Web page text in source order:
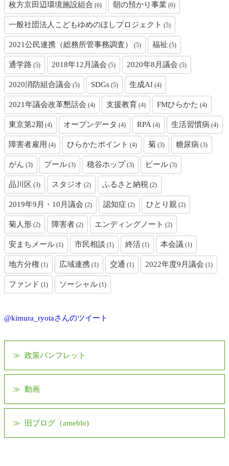
枚方京田辺環境施設組合 (6) 朝の預かり事業 (6)
一般社団法人こどもゆめのほしプロジェクト (5)
2021公民連携（総務所管事務調査） (5) 福祉 (5)
通学路 (5) 2018年12月議会 (5) 2020年8月議会 (5)
2020消防組合議会 (5) SDGs (5) 生成AI (4)
2021年議会改革懇話会 (4) 支援教育 (4) FMひらかた (4)
東京第2期 (4) オープンデータ (4) RPA (4) 生活習慣病 (4)
障害者雇用 (4) ひらかたポイント (4) 菊 (3) 糖尿病 (3)
がん (3) プール (3) 穂谷ホップ (3) ビール (3)
品川区 (3) スタジオ (2) ふるさと納税 (2)
2019年9月・10月議会 (2) 認知症 (2) ひとり親 (2)
菊人形 (2) 障害者 (2) エンディングノート (2)
安まちメール (1) 市民相談 (1) 終活 (1) 本会議 (1)
地方分権 (1) 広域連携 (1) 交通 (1) 2022年度9月議会 (1)
ファンド (1) ソーシャル (1)
@kimura_ryotaさんのツイート
政策パンフレット
動画
旧ブログ（ameblo)